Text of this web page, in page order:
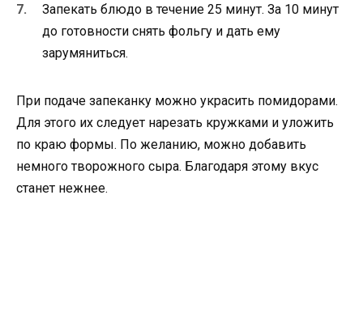
Запекать блюдо в течение 25 минут. За 10 минут
до готовности снять фольгу и дать ему
зарумяниться.
При подаче запеканку можно украсить помидорами.
Для этого их следует нарезать кружками и уложить
по краю формы. По желанию, можно добавить
немного творожного сыра. Благодаря этому вкус
станет нежнее.